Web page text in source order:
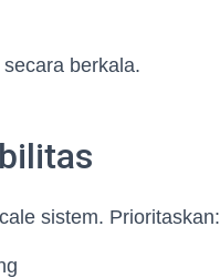
berkala.
sistem. Prioritaskan: